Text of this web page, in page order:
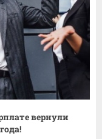
вернули